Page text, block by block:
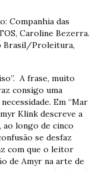
Companhia das
Caroline Bezerra.
Brasil/Proleitura,
A frase, muito
consigo uma
Em “Mar
Klink descreve a
ao longo de cinco
se desfaz
com que o leitor
de Amyr na arte de